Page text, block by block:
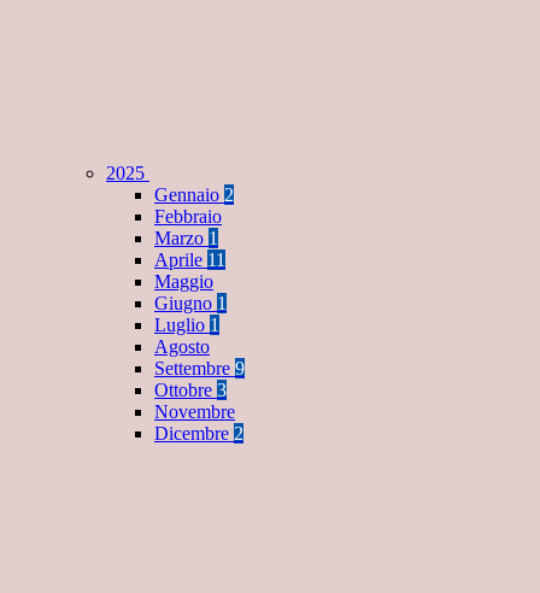
2025
Gennaio 2
Febbraio
Marzo 1
Aprile 11
Maggio
Giugno 1
Luglio 1
Agosto
Settembre 9
Ottobre 3
Novembre
Dicembre 2